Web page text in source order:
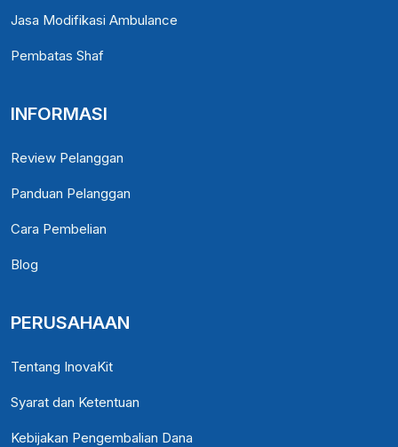
Jasa Modifikasi Ambulance
Pembatas Shaf
INFORMASI
Review Pelanggan
Panduan Pelanggan
Cara Pembelian
Blog
PERUSAHAAN
Tentang InovaKit
Syarat dan Ketentuan
Kebijakan Pengembalian Dana